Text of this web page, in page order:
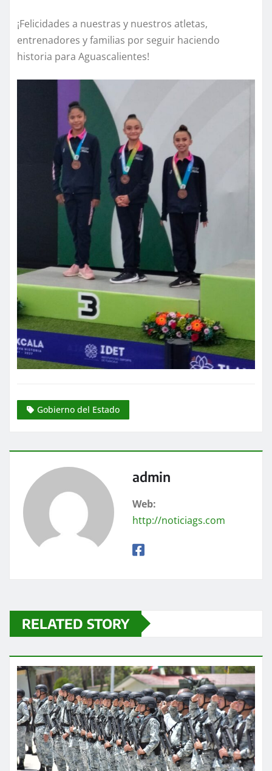
¡Felicidades a nuestras y nuestros atletas,
entrenadores y familias por seguir haciendo
historia para Aguascalientes!
Gobierno del Estado
admin
Web:
http://noticiags.com
RELATED STORY